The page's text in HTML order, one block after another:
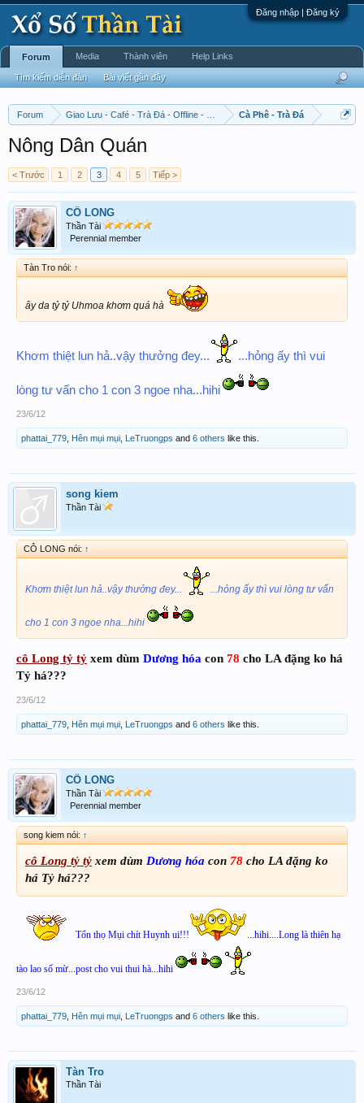
Đăng nhập | Đăng ký
Forum Giao Lưu - Café - Trà Đá - Offline - Tỉnh Tò Hihi!Cà Phê - Trà Đá
Nông Dân Quán
< Trước 1 2 3 4 5 Tiếp >
CÔ LONG
Thần Tài
Perennial member
Tàn Tro nói: ↑
ây da tỷ tỷ Uhmoa khơm quá hà
Khơm thiệt lun hả..vậy thưởng đey... ...hỏng ấy thì vui
lòng tư vấn cho 1 con 3 ngoe nha...hihi
23/6/12
phattai_779 Hên mụi mụi LeTruongps and 6 others like this.
song kiem
Thần Tài
CÔ LONG nói: ↑
Khơm thiệt lun hả..vậy thưởng đey... ...hỏng ấy thì vui lòng tư vấn
cho 1 con 3 ngoe nha...hihi
cô Long tỷ tỷ xem dùm Dương hóa con 78 cho LA đặng ko há
Tỷ há???
23/6/12
phattai_779 Hên mụi mụi LeTruongps and 6 others like this.
CÔ LONG
Thần Tài
Perennial member
song kiem nói: ↑
cô Long tỷ tỷxem dùm Dương hóa con 78 cho LA đặng ko
há Tỷ há???
Tổn thọ Mụi chít Huynh ui!!! ...hihi....Long là thiên hạ
tào lao số mừ...post cho vui thui hà...hihi
23/6/12
phattai_779 Hên mụi mụi LeTruongps and 6 others like this.
Tàn Tro
Thần Tài
Forum
Tìm kiếm diễn đàn Bài viết gần đây
Media Thành viên Help Links